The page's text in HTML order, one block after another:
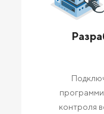
контроля